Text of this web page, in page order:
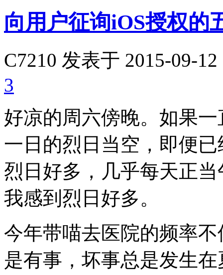
向用户征询iOS授权的
C7210 发表于 2015-09-12
3
好凉的周六傍晚。如果
一日的烈日当空，即便
烈日好多，几乎每天正
我感到烈日好多。
今年带喵去医院的频率
是有事，坏事总是发生